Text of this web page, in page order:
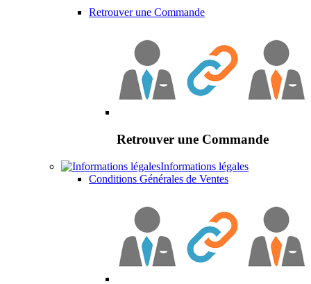
Retrouver une Commande
Retrouver une Commande
Informations légales
Conditions Générales de Ventes